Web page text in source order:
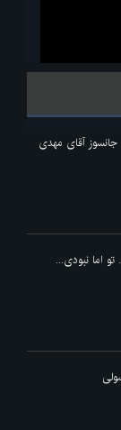
هیئات
جانسوز آقای مهدی
تو اما نبودی...